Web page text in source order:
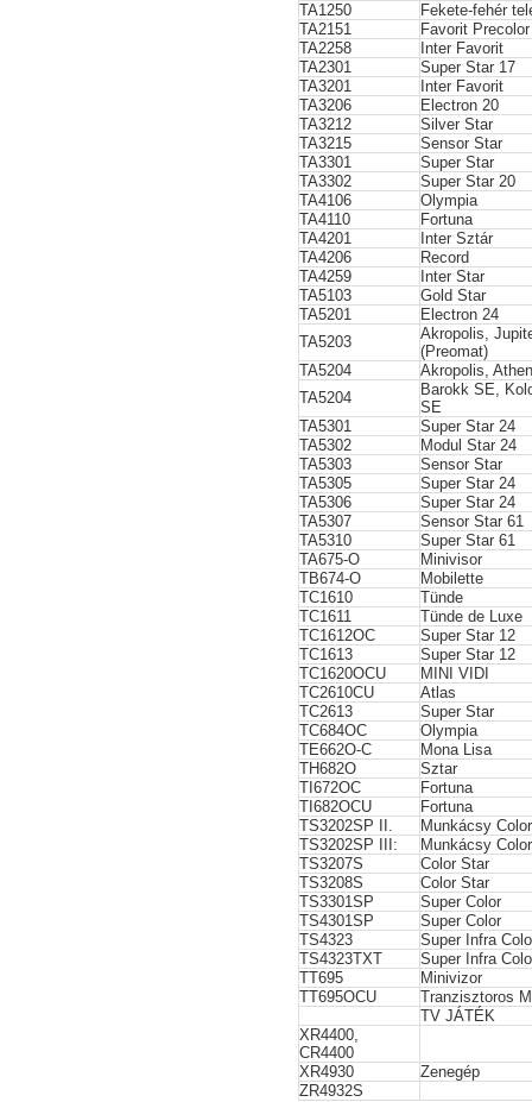
TA1250
Fekete-fehér
TA2151
Favorit Precolor
TA2258
Inter Favorit
TA2301
Super Star 17
TA3201
Inter Favorit
TA3206
Electron 20
TA3212
Silver Star
TA3215
Sensor Star
TA3301
Super Star
TA3302
Super Star 20
TA4106
Olympia
TA4110
Fortuna
TA4201
Inter Sztár
TA4206
Record
TA4259
Inter Star
TA5103
Gold Star
TA5201
Electron 24
TA5203
Akropolis,
(Preomat)
TA5204
Akropolis,
TA5204
Barokk SE,
SE
TA5301
Super Star 24
TA5302
Modul Star 24
TA5303
Sensor Star
TA5305
Super Star 24
TA5306
Super Star 24
TA5307
Sensor Star 61
TA5310
Super Star 61
TA675-O
Minivisor
TB674-O
Mobilette
TC1610
Tünde
TC1611
Tünde de Luxe
TC1612OC
Super Star 12
TC1613
Super Star 12
TC1620OCU
MINI VIDI
TC2610CU
Atlas
TC2613
Super Star
TC684OC
Olympia
TE662O-C
Mona Lisa
TH682O
Sztar
TI672OC
Fortuna
TI682OCU
Fortuna
TS3202SP II.
Munkácsy
TS3202SP III:
Munkácsy
TS3207S
Color Star
TS3208S
Color Star
TS3301SP
Super Color
TS4301SP
Super Color
TS4323
Super Infra
TS4323TXT
Super Infra
TT695
Minivizor
TT695OCU
Tranzisztoros
TV JÁTÉK
XR4400,
CR4400
XR4930
Zenegép
ZR4932S